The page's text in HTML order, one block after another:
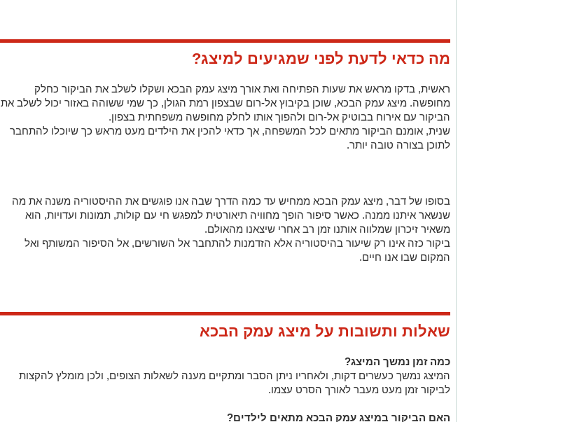
מה כדאי לדעת לפני שמגיעים למיצג?
ראשית, בדקו מראש את שעות הפתיחה ואת אורך מיצג עמק הבכא ושקלו לשלב את הביקור כחלק
מחופשה. מיצג עמק הבכא, שוכן בקיבוץ אל-רום שבצפון רמת הגולן, כך שמי ששוהה באזור יכול לשלב את
הביקור עם אירוח בבוטיק אל-רום ולהפוך אותו לחלק מחופשה משפחתית בצפון.
שנית, אומנם הביקור מתאים לכל המשפחה, אך כדאי להכין את הילדים מעט מראש כך שיוכלו להתחבר
לתוכן בצורה טובה יותר.
בסופו של דבר, מיצג עמק הבכא ממחיש עד כמה הדרך שבה אנו פוגשים את ההיסטוריה משנה את מה
שנשאר איתנו ממנה. כאשר סיפור הופך מחוויה תיאורטית למפגש חי עם קולות, תמונות ועדויות, הוא
משאיר זיכרון שמלווה אותנו זמן רב אחרי שיצאנו מהאולם.
ביקור כזה אינו רק שיעור בהיסטוריה אלא הזדמנות להתחבר אל השורשים, אל הסיפור המשותף ואל
המקום שבו אנו חיים.
שאלות ותשובות על מיצג עמק הבכא
כמה זמן נמשך המיצג?
המיצג נמשך כעשרים דקות, ולאחריו ניתן הסבר ומתקיים מענה לשאלות הצופים, ולכן מומלץ להקצות
לביקור זמן מעט מעבר לאורך הסרט עצמו.
האם הביקור במיצג עמק הבכא מתאים לילדים?